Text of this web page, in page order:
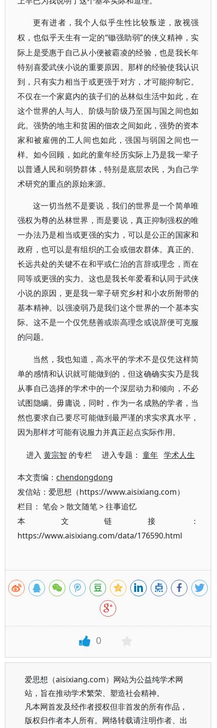
更有进者，我个人似乎生性比较叛逆，敌视强
权，也似乎天生有一定的“锄强助弱”的侠义精神，实
际上是受惠于自己从小便被霸凌的经验，也是我长年
特别喜爱武侠小说的重要原因。那样的经验使我认识
到，只有实力相当于或更强于对方，才可能抑制它。
不仅在一个家庭内的孩子们的丛林似生活中如此，在
这个世界的人与人、阶级与阶级乃至国与国之间也如
此。强势的地主和贫困的佃农之间如此，强势的资本
家和被雇佣的工人间也如此，强国与弱国之间也一
样。如今回顾，如此的童年经历实际上乃是我一辈子
以普通人民和弱势群体，特别是底层农民，为自己学
术研究的重点的原始来源。
这一切当然不是要说，我们的世界是一个简单唯
强权为尊的丛林世界，而是要说，真正抑制强权的唯
一办法乃是相当或更强的实力，可以是公正的国家和
政府，也可以是有组织的工会或佃农群体。真正的、
长远共处的关键不在和平或仁治的言辞或理念，而在
同等或更强的实力。这也是我长年爱看和认同于武侠
小说的原因，更是我一辈子研究乡村和小农所附带的
基本精神。以强凌弱乃是我们这个世界的一个基本实
际。这不是一个仅凭慈善或崇高理念或说辞便可克服
的问题。
当然，我也知道，高水平的学术不是仅凭这样简
单的感情和认识就可能做到的，但这确确实实乃是我
从事自己选择的学术中的一个深层动力和倾向，不必
试图隐瞒。毋庸说，同时，作为一名成熟的学者，当
然也要求自己要尽可能做到最严谨的求实求真水平，
因为那样才可能有说服力并真正起点实际作用。
进入黄宗智 的专栏 进入专题：童年 学术人生
本文责编： chendongdong
发信站：爱思想（https://www.aisixiang.com）
栏目： 笔会 >散文随笔>往事追忆
本文链接：
https://www.aisixiang.com/data/176590.html
0
爱思想（aisixiang.com）网站为公益纯学术网
站，旨在推动学术繁荣、塑造社会精神。
凡本网首发及经作者授权但非首发的所有作品，
版权归作者本人所有。网络转载请注明作者、出